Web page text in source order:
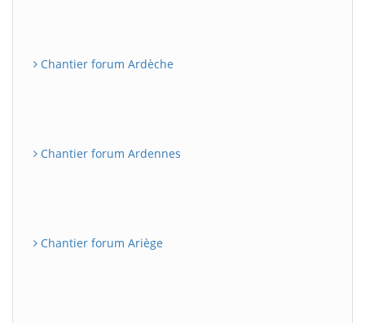
Chantier forum Ardèche
Chantier forum Ardennes
Chantier forum Ariège